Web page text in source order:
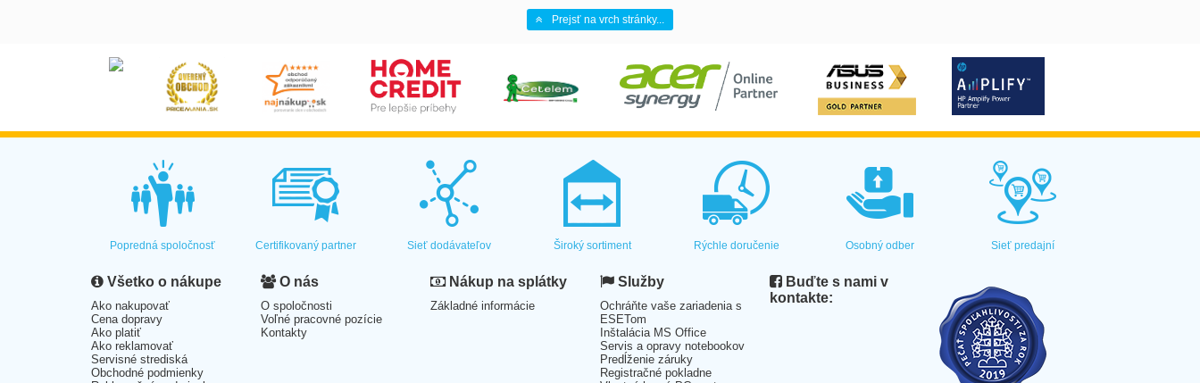
Prejsť na vrch stránky...
Popredná spoločnosť Certifikovaný partner Sieť dodávateľov Široký sortiment Rýchle doručenie Osobný odber Sieť predajní
Všetko o nákupe
Ako nakupovať
Cena dopravy
Ako platiť
Ako reklamovať
Servisné strediská
Obchodné podmienky
O nás
O spoločnosti
Voľné pracovné pozície
Kontakty
Nákup na splátky
Základné informácie
Služby
Ochráňte vaše zariadenia s
ESETom
Inštalácia MS Office
Servis a opravy notebookov
Predĺženie záruky
Registračné pokladne
Buďte s nami v
kontakte: